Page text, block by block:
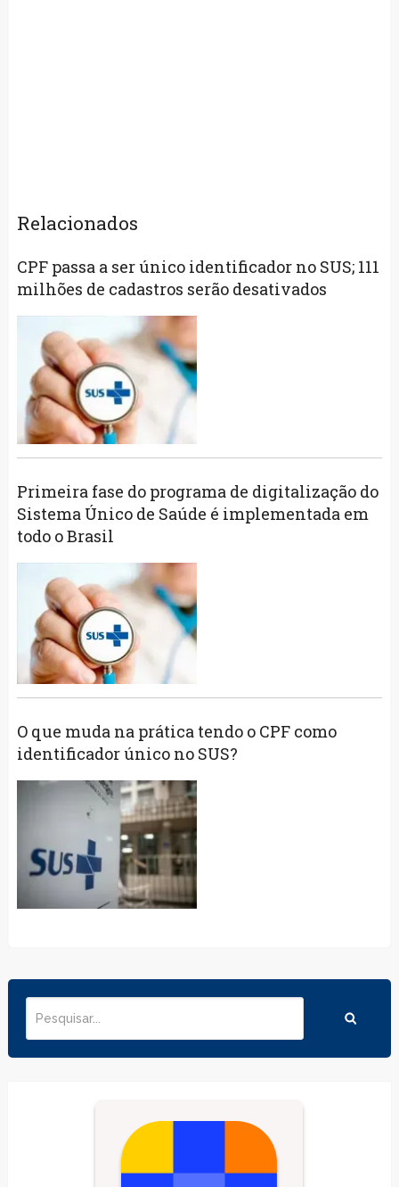
Relacionados
CPF passa a ser único identificador no SUS; 111
milhões de cadastros serão desativados
Primeira fase do programa de digitalização do
Sistema Único de Saúde é implementada em
todo o Brasil
O que muda na prática tendo o CPF como
identificador único no SUS?